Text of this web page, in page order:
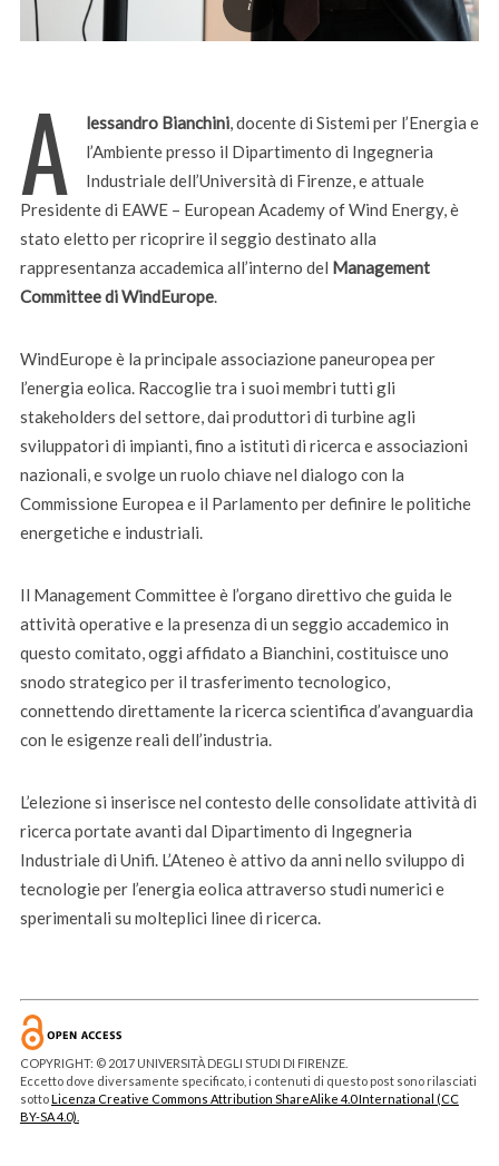
A lessandro Bianchini, docente di Sistemi per l’Energia e
l’Ambiente presso il Dipartimento di Ingegneria
Industriale dell’Università di Firenze, e attuale
Presidente di EAWE – European Academy of Wind Energy, è
stato eletto per ricoprire il seggio destinato alla
rappresentanza accademica all’interno del Management
Committee di WindEurope.
WindEurope è la principale associazione paneuropea per
l’energia eolica. Raccoglie tra i suoi membri tutti gli
stakeholders del settore, dai produttori di turbine agli
sviluppatori di impianti, fino a istituti di ricerca e associazioni
nazionali, e svolge un ruolo chiave nel dialogo con la
Commissione Europea e il Parlamento per definire le politiche
energetiche e industriali.
Il Management Committee è l’organo direttivo che guida le
attività operative e la presenza di un seggio accademico in
questo comitato, oggi affidato a Bianchini, costituisce uno
snodo strategico per il trasferimento tecnologico,
connettendo direttamente la ricerca scientifica d’avanguardia
con le esigenze reali dell’industria.
L’elezione si inserisce nel contesto delle consolidate attività di
ricerca portate avanti dal Dipartimento di Ingegneria
Industriale di Unifi. L’Ateneo è attivo da anni nello sviluppo di
tecnologie per l’energia eolica attraverso studi numerici e
sperimentali su molteplici linee di ricerca.
COPYRIGHT: © 2017 UNIVERSITÀ DEGLI STUDI DI FIRENZE.
Eccetto dove diversamente specificato, i contenuti di questo post sono rilasciati
sottoLicenza Creative Commons Attribution ShareAlike 4.0 International (CC
BY-SA 4.0).